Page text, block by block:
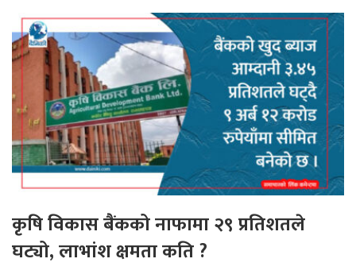
कृषि विकास बैंकको नाफामा २९ प्रतिशतले
घट्यो, लाभांश क्षमता कति ?